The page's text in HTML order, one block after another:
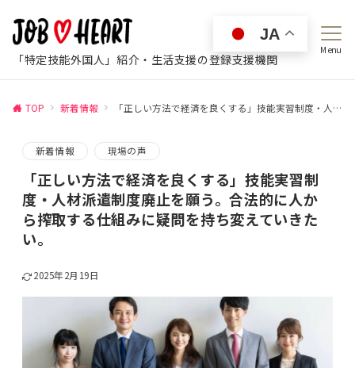
「特定技能外国人」紹介・生活支援の登録支援機関
Menu
TOP 新着情報 「正しい方法で経済を良くする」技能実習制度・人材派遣制度廃止を願う。合法的に人から搾取する仕組みに疑問を持ち変えていきたい。
新着情報 現場の声
「正しい方法で経済を良くする」技能実習制
度・人材派遣制度廃止を願う。合法的に人か
ら搾取する仕組みに疑問を持ち変えていきた
い。
2025年2月19日
JA